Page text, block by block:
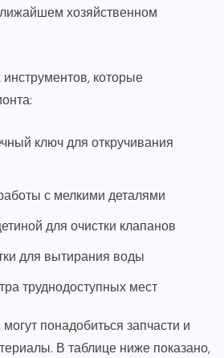
хозяйственном
которые
ключ для откручивания
с мелкими деталями
для очистки клапанов
для вытирания воды
труднодоступных мест
понадобиться запчасти и
В таблице ниже показано,